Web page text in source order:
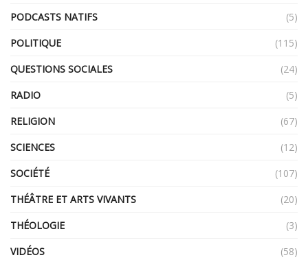
PODCASTS NATIFS
(5)
POLITIQUE
(115)
QUESTIONS SOCIALES
(24)
RADIO
(5)
RELIGION
(67)
SCIENCES
(12)
SOCIÉTÉ
(107)
THÉÂTRE ET ARTS VIVANTS
(20)
THÉOLOGIE
(3)
VIDÉOS
(58)